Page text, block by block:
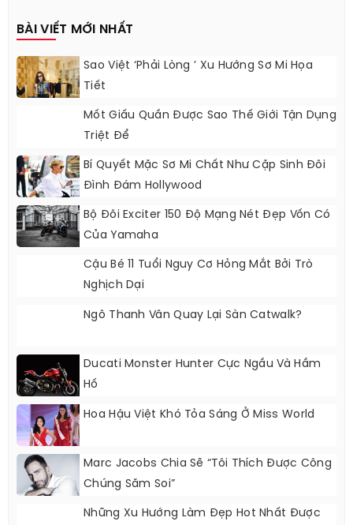
BÀI VIẾT MỚI NHẤT
Sao Việt ‘phải Lòng ’ Xu Hướng Sơ Mi Họa
Tiết
Mốt Giấu Quần Được Sao Thế Giới Tận Dụng
Triệt Để
Bí Quyết Mặc Sơ Mi Chất Như Cặp Sinh Đôi
Đình Đám Hollywood
Bộ Đôi Exciter 150 Độ Mạng Nét Đẹp Vốn Có
Của Yamaha
Cậu Bé 11 Tuổi Nguy Cơ Hỏng Mắt Bởi Trò
Nghịch Dại
Ngô Thanh Vân Quay Lại Sàn Catwalk?
Ducati Monster Hunter Cực Ngầu Và Hầm
Hố
Hoa Hậu Việt Khó Tỏa Sáng Ở Miss World
Marc Jacobs Chia Sẽ “Tôi Thích Được Công
Chúng Săm Soi”
Những Xu Hướng Làm Đẹp Hot Nhất Được